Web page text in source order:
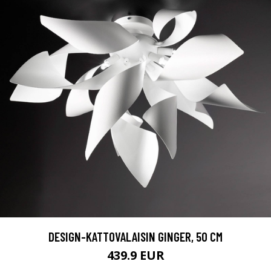
DESIGN-KATTOVALAISIN GINGER, 50 CM
439.9 EUR